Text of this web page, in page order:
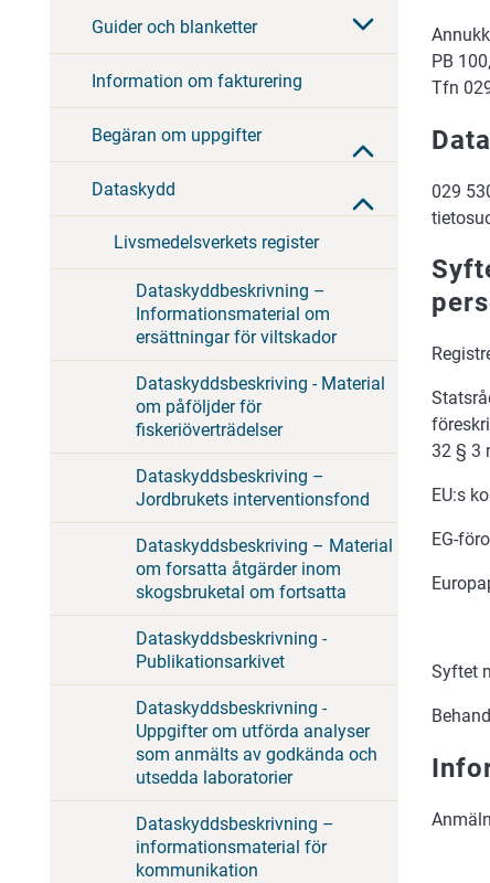
Guider och blanketter
Information om fakturering
Begäran om uppgifter
Dataskydd
Livsmedelsverkets register
Dataskyddbeskrivning –
Informationsmaterial om
ersättningar för viltskador
Dataskyddsbeskriving - Material
om påföljder för
fiskeriöverträdelser
Dataskyddsbeskriving –
Jordbrukets interventionsfond
Dataskyddsbeskriving – Material
om forsatta åtgärder inom
skogsbruketal om fortsatta
Dataskyddsbeskrivning -
Publikationsarkivet
Dataskyddsbeskrivning -
Uppgifter om utförda analyser
som anmälts av godkända och
utsedda laboratorier
Dataskyddsbeskrivning –
informationsmaterial för
kommunikation
PB
Tfn
029
32 § 3
EU:s
EG-
Syftet